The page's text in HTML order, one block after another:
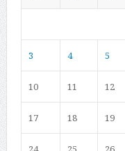
3 4 5
10 11 12
17 18 19